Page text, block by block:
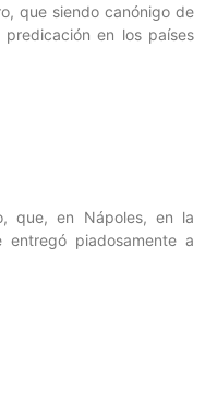
que siendo canónigo de
en los países
que, en Nápoles, en la
piadosamente a